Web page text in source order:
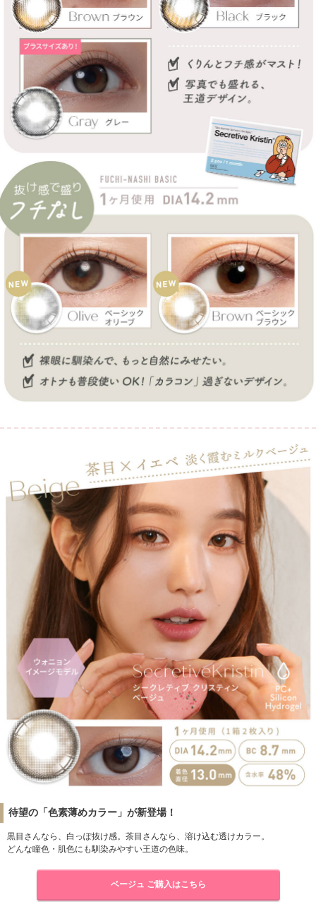
待望の「色素薄めカラー」が新登場！
黒目さんなら、白っぽ抜け感。茶目さんなら、溶け込む透けカラー。
どんな瞳色・肌色にも馴染みやすい王道の色味。
ベージュ ご購入はこちら